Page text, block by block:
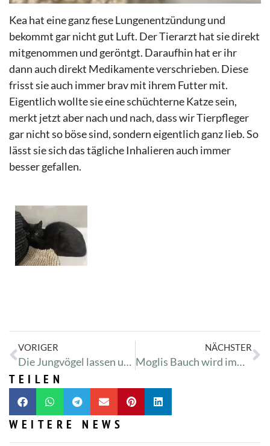
Kea hat eine ganz fiese Lungenentzündung und
bekommt gar nicht gut Luft. Der Tierarzt hat sie direkt
mitgenommen und geröntgt. Daraufhin hat er ihr
dann auch direkt Medikamenteverschrieben. Diese
frisst sie auch immer brav mit ihrem Futter mit.
Eigentlich wollte sie eine schüchterne Katze sein,
merkt jetzt aber nach und nach,dasswir Tierpfleger
gar nicht so bösesind, sonderneigentlich ganz lieb. So
lässt sie sich das tägliche Inhalieren auch immer
besser gefallen.
VORIGER
Die Jungvögel lassen uns keine Ruhe
NÄCHSTER
Moglis Bauch wird immer dicker
TEILEN
WEITERE NEWS